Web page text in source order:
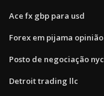
Ace fx gbp para usd
Forex em pijama opinião
Posto de negociação nyc
Detroit trading llc